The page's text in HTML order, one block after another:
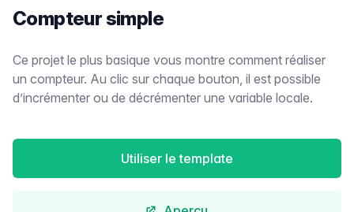
Compteur simple
Ce projet le plus basique vous montre comment réaliser
un compteur. Au clic sur chaque bouton, il est possible
d’incrémenter ou de décrémenter une variable locale.
Utiliser le template